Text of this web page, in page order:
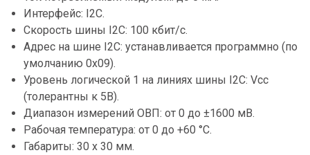
Интерфейс: I2C.
Скорость шины I2C: 100 кбит/с.
Адрес на шине I2C: устанавливается программно (по
умолчанию 0x09).
Уровень логической 1 на линиях шины I2C: Vcc
(толерантны к 5В).
Диапазон измерений ОВП: от 0 до ±1600 мВ.
Рабочая температура: от 0 до +60 °С.
Габариты: 30 х 30 мм.